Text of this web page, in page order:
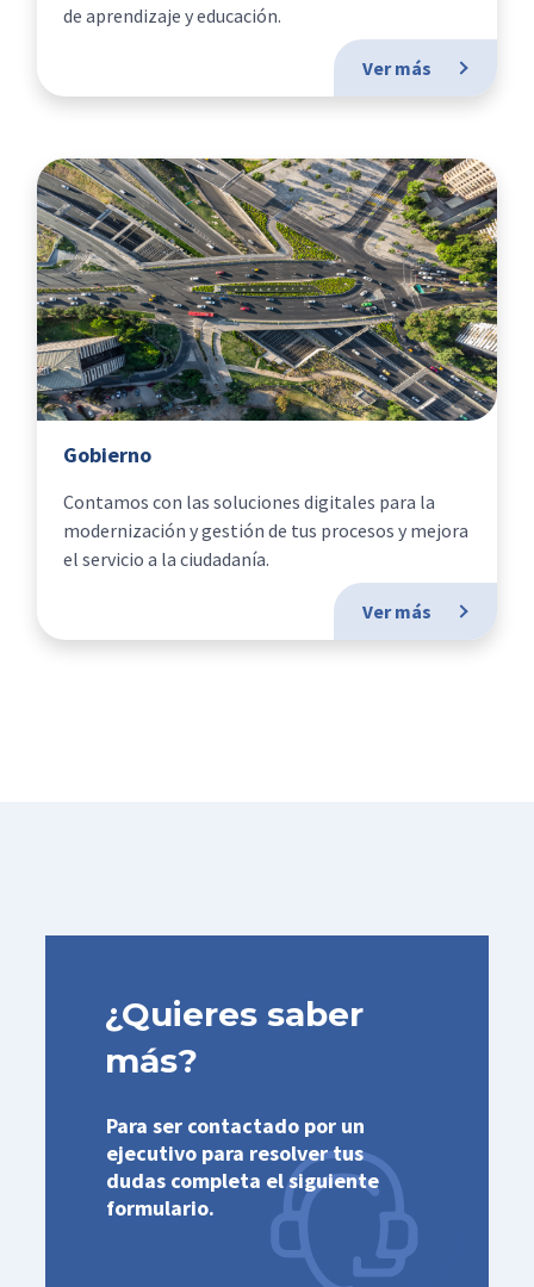
de aprendizaje y educación.
Ver más
Gobierno
Contamos con las soluciones digitales para la
modernización y gestión de tus procesos y mejora
el servicio a la ciudadanía.
Ver más
¿Quieres saber
más?
Para ser contactado por un
ejecutivo para resolver tus
dudas completa el siguiente
formulario.